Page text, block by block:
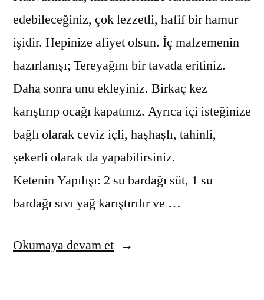
edebileceğiniz, çok lezzetli, hafif bir hamur
işidir. Hepinize afiyet olsun. İç malzemenin
hazırlanışı; Tereyağını bir tavada eritiniz.
Daha sonra unu ekleyiniz. Birkaç kez
karıştırıp ocağı kapatınız. Ayrıca içi isteğinize
bağlı olarak ceviz içli, haşhaşlı, tahinli,
şekerli olarak da yapabilirsiniz.
Ketenin Yapılışı: 2 su bardağı süt, 1 su
bardağı sıvı yağ karıştırılır ve …
Okumaya devam et“Kete